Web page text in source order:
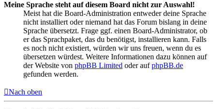
Meine Sprache steht auf diesem Board nicht zur Auswahl!
Meist hat die Board-Administration entweder deine Sprache
nicht installiert oder niemand hat das Forum bislang in deine
Sprache übersetzt. Frage ggf. einen Board-Administrator, ob
er das Sprachpaket, das du benötigst, installieren kann. Falls
es noch nicht existiert, würden wir uns freuen, wenn du es
übersetzen würdest. Weitere Informationen dazu können auf
der Website von phpBB Limited oder aufphpBB.de
gefunden werden.
Nach oben